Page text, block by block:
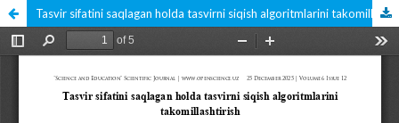
Tasvir sifatini saqlagan holda tasvirni siqish algoritmlarini takomillashtirish